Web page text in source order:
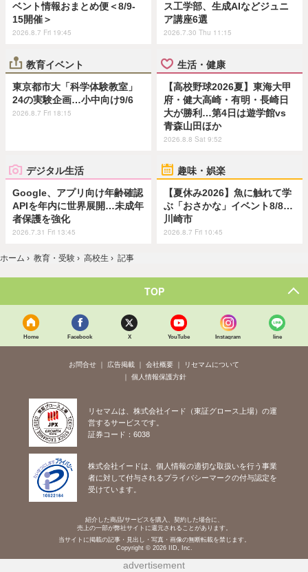
ベント情報おまとめ便＜8/9-
15開催＞
2026.8.7 Fri 19:45
ス工学部、生成AIなどジュニ
ア講座6選
2026.7.30 Thu 11:15
教育イベント
東京都市大「科学体験教室」
24の実験企画…小中向け9/6
2026.8.7 Fri 18:15
生活・健康
【高校野球2026夏】東海大甲
府・健大高崎・有明・長崎日
大が勝利…第4日は遊学館vs
青森山田ほか
2026.8.8 Sat 9:52
デジタル生活
Google、アプリ向け年齢確認
APIを年内に世界展開…未成年
者保護を強化
2026.7.31 Fri 13:45
趣味・娯楽
【夏休み2026】魚に触れて学
ぶ「おさかな」イベント8/8…
川崎市
2026.8.7 Fri 10:45
ホーム › 教育・受験 › 高校生 › 記事
TOP
Home Facebook X YouTube Instagram line
お問合せ 広告掲載 会社概要
リセマムについて
個人情報保護方針
リセマムは、株式会社イード（東証グロース上場）の運
営するサービスです。
証券コード：6038
株式会社イードは、個人情報の適切な取扱いを行う事業
者に対して付与されるプライバシーマークの付与認定を
受けています。
紹介した商品/サービスを購入、契約した場合に、
売上の一部が弊社サイトに還元されることがあります。
当サイトに掲載の記事・見出し・写真・画像の無断転載を禁じます。
Copyright © 2026 IID, Inc.
advertisement